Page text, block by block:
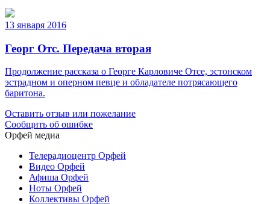
13 января 2016
Георг Отс. Передача вторая
Продолжение рассказа о Георге Карловиче Отсе, эстонском
эстрадном и оперном певце и обладателе потрясающего
баритона.
Оставить отзыв или пожелание
Сообщить об ошибке
Орфей медиа
Телерадиоцентр Орфей
Видео Орфей
Афиша Орфей
Ноты Орфей
Коллективы Орфей